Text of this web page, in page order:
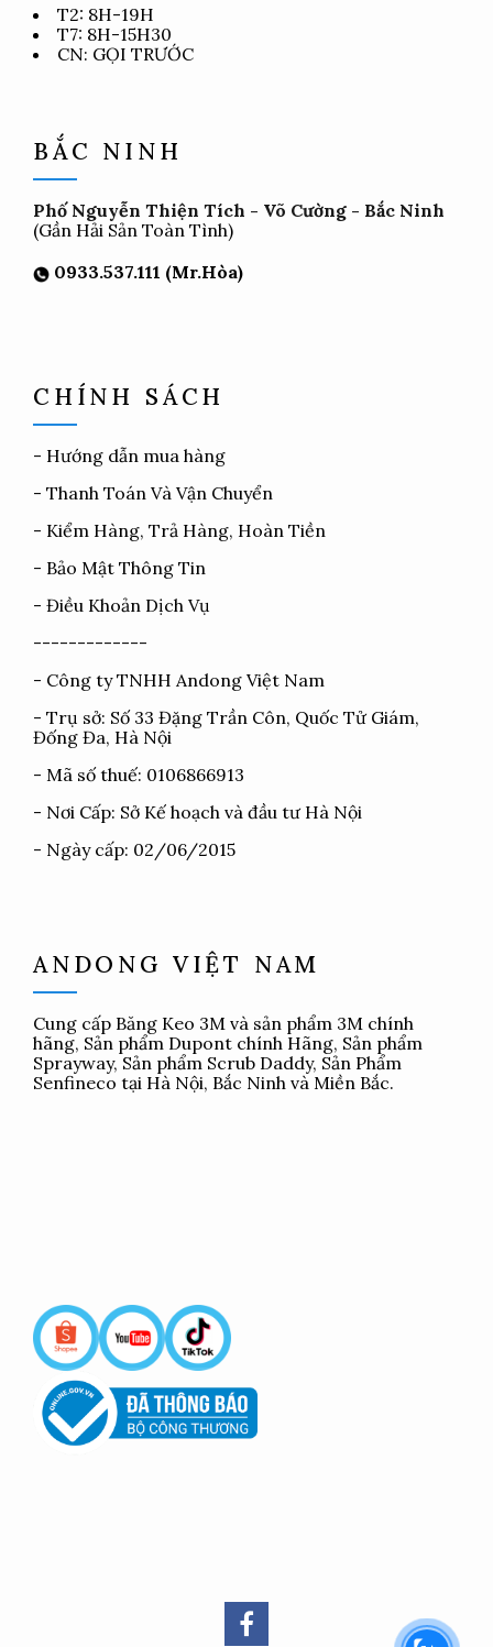
T2: 8H-19H
T7: 8H-15H30
CN: GỌI TRƯỚC
BẮC NINH
Phố Nguyễn Thiện Tích - Võ Cường - Bắc Ninh
(Gần Hải Sản Toàn Tình)
0933.537.111 (Mr.Hòa)
CHÍNH SÁCH
- Hướng dẫn mua hàng
- Thanh Toán Và Vận Chuyển
- Kiểm Hàng, Trả Hàng, Hoàn Tiền
- Bảo Mật Thông Tin
- Điều Khoản Dịch Vụ
-------------
- Công ty TNHH Andong Việt Nam
- Trụ sở: Số 33 Đặng Trần Côn, Quốc Tử Giám,
Đống Đa, Hà Nội
- Mã số thuế: 0106866913
- Nơi Cấp: Sở Kế hoạch và đầu tư Hà Nội
- Ngày cấp: 02/06/2015
ANDONG VIỆT NAM
Cung cấp Băng Keo 3M và sản phẩm 3M chính
hãng, Sản phẩm Dupont chính Hãng, Sản phẩm
Sprayway, Sản phẩm Scrub Daddy, Sản Phẩm
Senfineco tại Hà Nội, Bắc Ninh và Miền Bắc.